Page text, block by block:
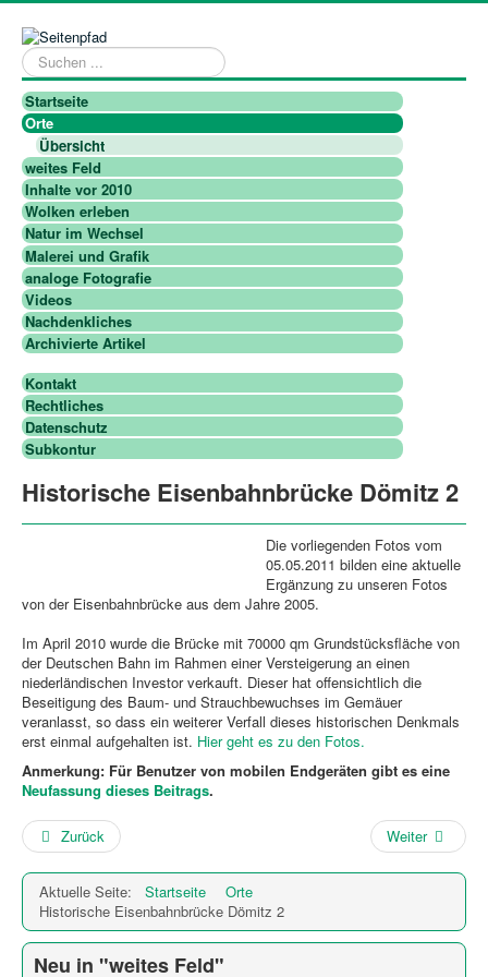
Suchen
...
Startseite
Orte
Übersicht
weites Feld
Inhalte vor 2010
Wolken erleben
Natur im Wechsel
Malerei und Grafik
analoge Fotografie
Videos
Nachdenkliches
Archivierte Artikel
Kontakt
Rechtliches
Datenschutz
Subkontur
Historische Eisenbahnbrücke Dömitz 2
Die vorliegenden Fotos vom
05.05.2011 bilden eine aktuelle
Ergänzung zu unseren Fotos
von der Eisenbahnbrücke aus dem Jahre 2005.
Im April 2010 wurde die Brücke mit 70000 qm Grundstücksfläche von
der Deutschen Bahn im Rahmen einer Versteigerung an einen
niederländischen Investor verkauft. Dieser hat offensichtlich die
Beseitigung des Baum- und Strauchbewuchses im Gemäuer
veranlasst, so dass ein weiterer Verfall dieses historischen Denkmals
erst einmal aufgehalten ist. Hier geht es zu den Fotos.
Anmerkung: Für Benutzer von mobilen Endgeräten gibt es eine
Neufassung dieses Beitrags.
Zurück Weiter
Aktuelle Seite: Startseite
Orte
Historische Eisenbahnbrücke Dömitz 2
Neu in "weites Feld"